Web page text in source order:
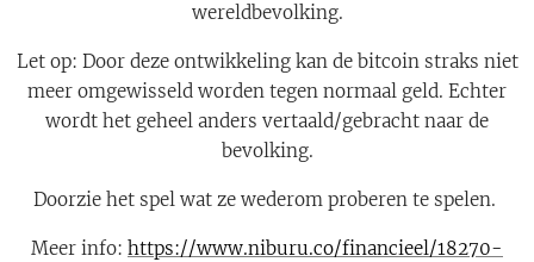
wereldbevolking.
Let op: Door deze ontwikkeling kan de bitcoin straks niet
meer omgewisseld worden tegen normaal geld. Echter
wordt het geheel anders vertaald/gebracht naar de
bevolking.
Doorzie het spel wat ze wederom proberen te spelen.
Meer info: https://www.niburu.co/financieel/18270-